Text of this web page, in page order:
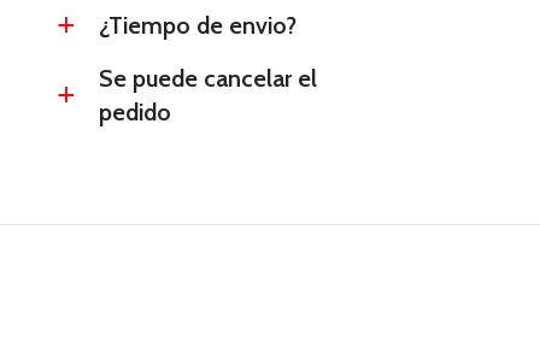
a ¿Tiempo de envio?
a
Se puede cancelar el
pedido